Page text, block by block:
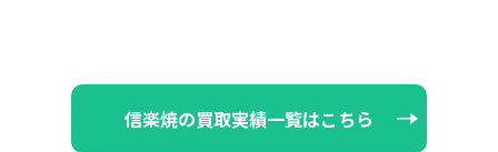
信楽焼の買取実績一覧はこちら